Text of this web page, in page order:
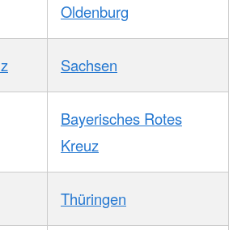
Oldenburg
Sachsen
Bayerisches Rotes
Kreuz
Thüringen